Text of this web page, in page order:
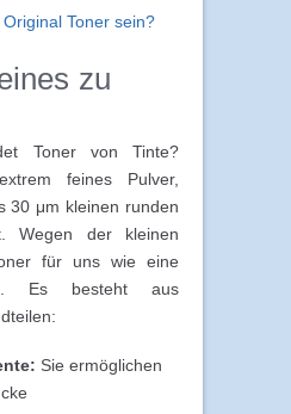
Toner sein?
zu
Toner von Tinte?
feines Pulver,
30 μm kleinen runden
Wegen der kleinen
für uns wie eine
Es besteht aus
Sie ermöglichen